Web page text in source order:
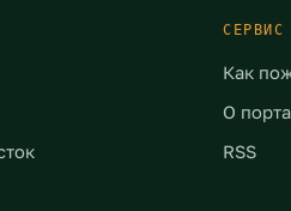
СЕРВИС
Как
О
RSS